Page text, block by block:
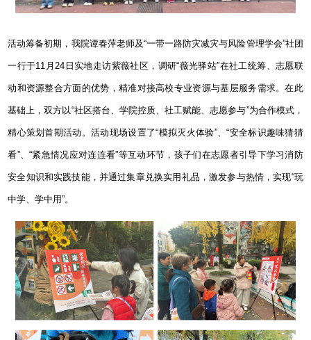
活动筹备初期，我院谭春萍老师及“一带一路防灾减灾与风险管理学会”社团
一行于11 月 24 日实地走访紫薇社区，调研“薇光驿站”在社工统筹、志愿联
动和资源整合方面的优势，精准对接高校专业资源与基层服务需求。在此
基础上，双方以“社区搭台、学院控质、社工赋能、志愿参与”为合作模式，
精心策划首期活动。活动现场设置了“模拟灭火体验”、“安全标识趣味猜猜
看”、“紧急情况应对连连看”等互动环节，孩子们在志愿者引导下学习消防
安全知识和实践技能，并通过集章兑换实用礼品，激发参与热情，实现“玩
中学、学中用”。